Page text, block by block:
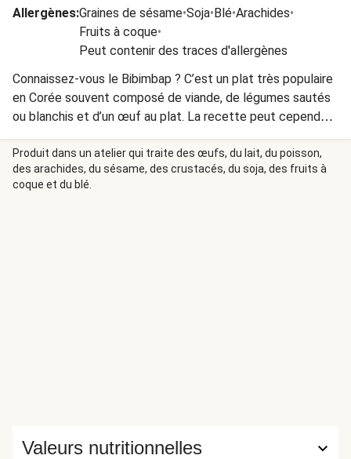
Allergènes:Graines de sésame•Soja•Blé•Arachides•
Fruits à coque•
Peut contenir des traces d'allergènes
Connaissez-vous le Bibimbap ? C’est un plat très populaire
en Corée souvent composé de viande, de légumes sautés
ou blanchis et d’un œuf au plat. La recette peut cependant
différer selon les régions ou les habitudes de chacun.
Testez notre version à base de porc haché et sauté,
concombre au sésame et carotte râpée, le tout nappé
d’une sauce sucrée. Bon voyage gustatif !
Produit dans un atelier qui traite des œufs, du lait, du poisson,
des arachides, du sésame, des crustacés, du soja, des fruits à
coque et du blé.
Valeurs nutritionnelles